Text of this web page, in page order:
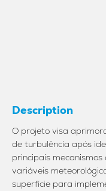
Description
O projeto visa
de turbulência após
principais
variáveis
superfície para